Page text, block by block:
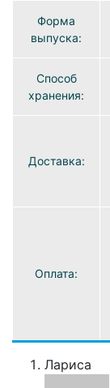
Форма
выпуска:
Способ
хранения:
Доставка:
Оплата:
Лариса